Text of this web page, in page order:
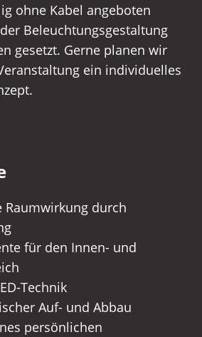
ohne Kabel angeboten
Beleuchtungsgestaltung
gesetzt. Gerne planen wir
ein individuelles
Raumwirkung durch
für den Innen- und
Technik
Auf- und Abbau
persönlichen